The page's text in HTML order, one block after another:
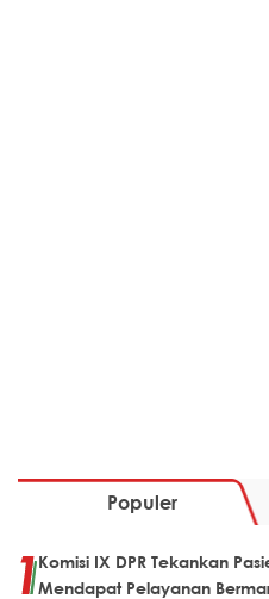
Populer
Komisi IX DPR Tekankan
Mendapat Pelayanan